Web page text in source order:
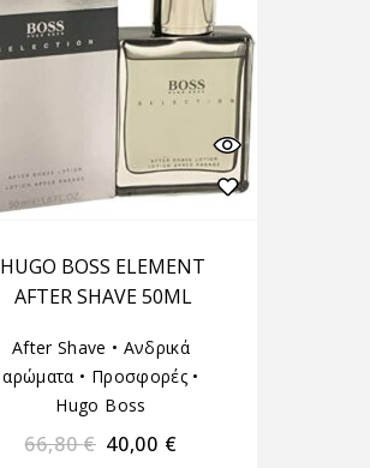
HUGO BOSS ELEMENT
AFTER SHAVE 50ML
After Shave • Ανδρικά
αρώματα • Προσφορές•
Hugo Boss
66,80€ 40,00 €